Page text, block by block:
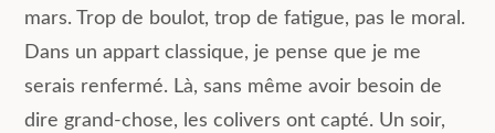
mars. Trop de boulot, trop de fatigue, pas le moral.
Dans un appart classique, je pense que je me
serais renfermé. Là, sans même avoir besoin de
dire grand-chose, les colivers ont capté. Un soir,